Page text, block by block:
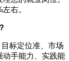
右。
标定位准、市场
动手能力、实践能